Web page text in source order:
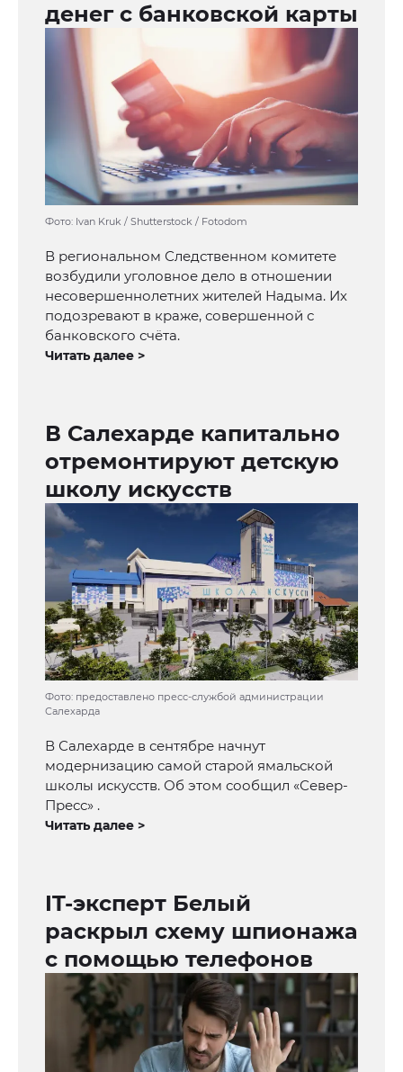
денег с банковской карты
Фото: Ivan Kruk / Shutterstock / Fotodom
В региональном Следственном комитете
возбудили уголовное дело в отношении
несовершеннолетних жителей Надыма. Их
подозревают в краже, совершенной с
банковского счёта.
Читать далее >
В Салехарде капитально
отремонтируют детскую
школу искусств
Фото: предоставлено пресс-службой администрации
Салехарда
В Салехарде в сентябре начнут
модернизацию самой старой ямальской
школы искусств. Об этом сообщил «Север-
Пресс» .
Читать далее >
IT-эксперт Белый
раскрыл схему шпионажа
с помощью телефонов